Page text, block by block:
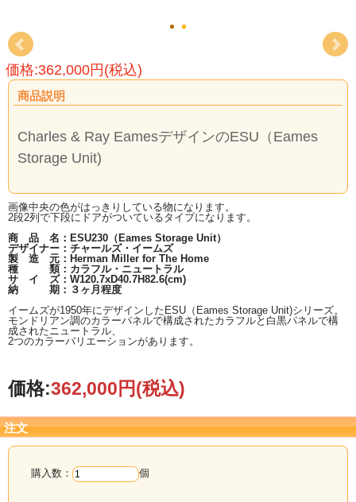
価格:362,000円(税込)
商品説明
Charles & Ray EamesデザインのESU（Eames
Storage Unit)
画像中央の色がはっきりしている物になります。
2段2列で下段にドアがついているタイプになります。
商 品 名：ESU230（Eames Storage Unit）
デザイナー：チャールズ・イームズ
製 造 元：Herman Miller for The Home
種 類：カラフル・ニュートラル
サ イ ズ：W120.7xD40.7H82.6(cm)
納 期：３ヶ月程度
イームズが1950年にデザインしたESU（Eames Storage Unit)シリーズ。
モンドリアン調のカラーパネルで構成されたカラフルと白黒パネルで構
成されたニュートラル、
2つのカラーバリエーションがあります。
価格:362,000円(税込)
注文
購入数： 個